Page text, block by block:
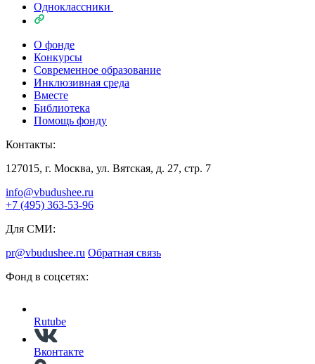
Одноклассники
О фонде
Конкурсы
Современное образование
Инклюзивная среда
Вместе
Библиотека
Помощь фонду
Контакты:
127015, г. Москва, ул. Вятская, д. 27, стр. 7
info@vbudushee.ru
+7 (495) 363-53-96
Для СМИ:
pr@vbudushee.ru Обратная связь
Фонд в соцсетях:
Rutube
Вконтакте